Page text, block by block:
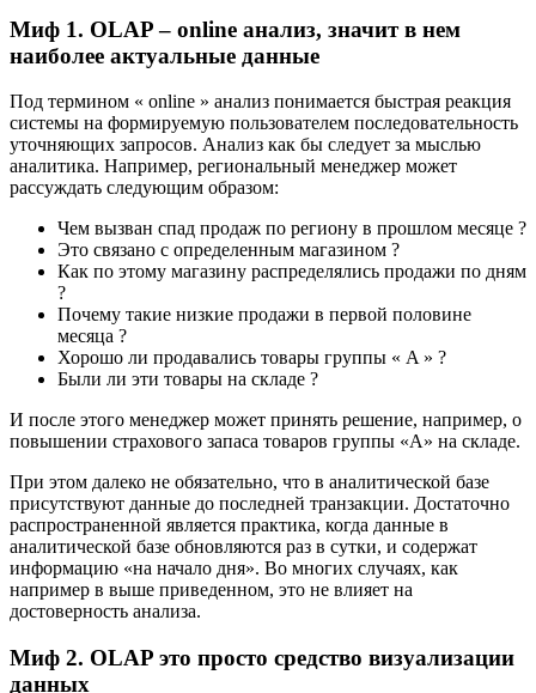
Миф 1. OLAP – online анализ, значит в нем
наиболее актуальные данные
Под термином « online » анализ понимается быстрая реакция
системы на формируемую пользователем последовательность
уточняющих запросов. Анализ как бы следует за мыслью
аналитика. Например, региональный менеджер может
рассуждать следующим образом:
Чем вызван спад продаж по региону в прошлом месяце ?
Это связано с определенным магазином ?
Как по этому магазину распределялись продажи по дням
?
Почему такие низкие продажи в первой половине
месяца ?
Хорошо ли продавались товары группы « A » ?
Были ли эти товары на складе ?
И после этого менеджер может принять решение, например, о
повышении страхового запаса товаров группы «А» на складе.
При этом далеко не обязательно, что в аналитической базе
присутствуют данные до последней транзакции. Достаточно
распространенной является практика, когда данные в
аналитической базе обновляются раз в сутки, и содержат
информацию «на начало дня». Во многих случаях, как
например в выше приведенном, это не влияет на
достоверность анализа.
Миф 2. OLAP это просто средство визуализации
данных